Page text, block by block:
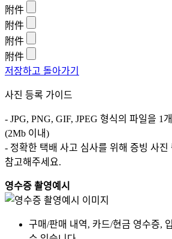
附件
附件
附件
附件
저장하고 돌아가기
사진 등록 가이드
- JPG, PNG, GIF, JPEG 형식의 파일을 1
(2Mb 이내)
- 정확한 택배 사고 심사를 위해 증빙 사진
참고해주세요.
영수증 촬영예시
구매/판매 내역, 카드/현금 영수증,